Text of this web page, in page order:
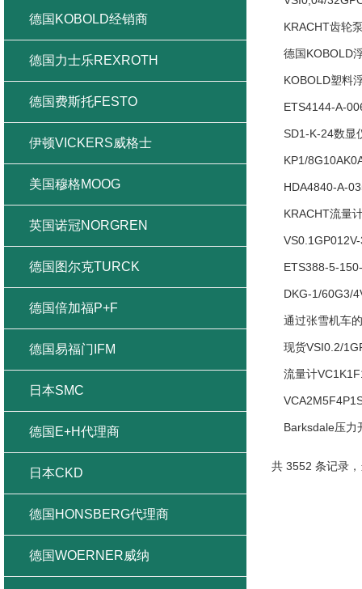
KRACHT齿轮
德国KOBOLD
KOBOLD塑料
ETS4144-A-
SD1-K-24数显
KP1/
HDA4840-A-
KRACHT流量
ETS388-5-
DKG-1/60G3/
通过张雪机车
现货VSI0.2/
流量计
Barksdale压力
共 3552 条记录
德国KOBOLD经销商
德国力士乐REXROTH
德国费斯托FESTO
伊顿VICKERS威格士
美国穆格MOOG
英国诺冠NORGREN
德国图尔克TURCK
德国倍加福P+F
德国易福门IFM
日本SMC
德国E+H代理商
日本CKD
德国HONSBERG代理商
德国WOERNER威纳